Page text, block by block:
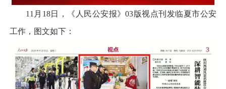
11月18日，《人民公安报》03版视点刊发临夏市公安
工作，图文如下：